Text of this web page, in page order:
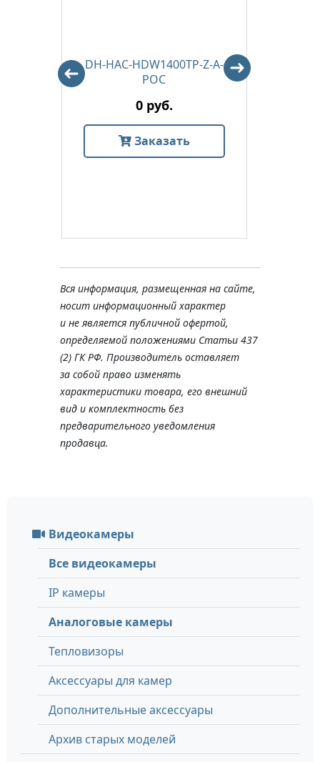
DH-HAC-HDW1400TP-Z-A-
POC
0 руб.
Заказать
Вся информация, размещенная на сайте,
носит информационный характер
и не является публичной офертой,
определяемой положениями Статьи 437
(2) ГК РФ. Производитель оставляет
за собой право изменять
характеристики товара, его внешний
вид и комплектность без
предварительного уведомления
продавца.
Видеокамеры
Все видеокамеры
IP камеры
Аналоговые камеры
Тепловизоры
Аксессуары для камер
Дополнительные аксессуары
Архив старых моделей